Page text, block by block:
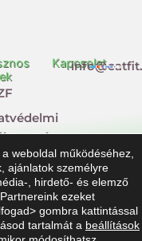
Kapcsolat
weboldal működéséhez,
ajánlatok személyre
, hirdető- és elemző
ezeket
gombra kattintással
tartalmát a beállítások